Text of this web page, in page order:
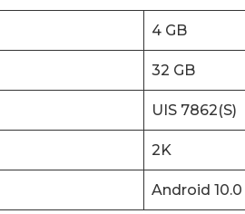
4 GB
32 GB
UIS 7862(S)
2K
Android 10.0